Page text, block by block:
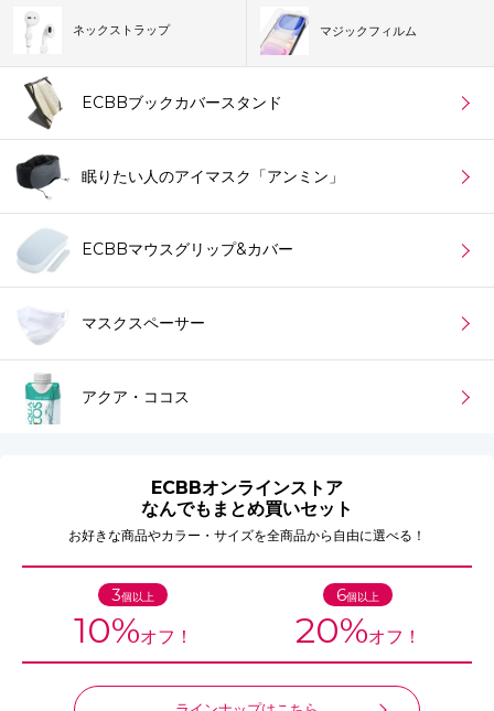
ネックストラップ マジックフィルム
ECBBブックカバースタンド
眠りたい人のアイマスク「アンミン」
ECBBマウスグリップ&カバー
マスクスペーサー
アクア・ココス
ECBBオンラインストア
なんでもまとめ買いセット
お好きな商品やカラー・サイズを全商品から自由に選べる！
3個以上
10%オフ！
6個以上
20%オフ！